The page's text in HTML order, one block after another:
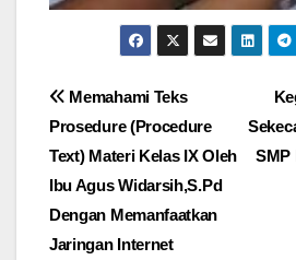
Navigasi
pos
SMP
Memahami Teks
Prosedure (Procedure
Text) Materi Kelas IX Oleh
Ibu Agus Widarsih,S.Pd
Dengan Memanfaatkan
Jaringan Internet